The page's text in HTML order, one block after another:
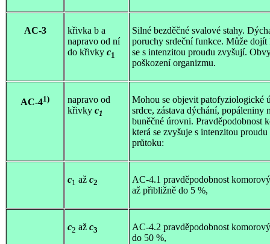
AC-3
křivka b a
napravo od ní
do křivky c1
Silné bezděčné svalové stahy.
poruchy srdeční funkce. Může
se s intenzitou proudu zvyšují.
poškození organizmu.
AC-41)
napravo od
křivky c1
Mohou se objevit patofyziologické
srdce, zástava dýchání, popáleniny
buněčné úrovni. Pravděpodobnost
která se zvyšuje s intenzitou
průtoku:
c1 až c2
AC-4.1 pravděpodobnost
až přibližně do 5 %,
c2 až c3
AC-4.2 pravděpodobnost
do 50 %,